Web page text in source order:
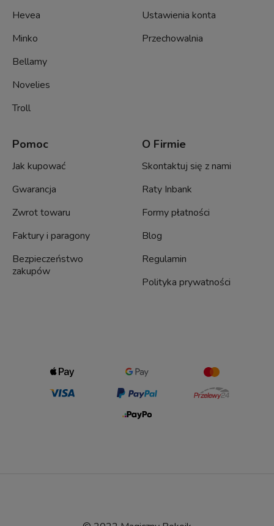
Hevea
Minko
Bellamy
Novelies
Troll
Ustawienia konta
Przechowalnia
Pomoc
Jak kupować
Gwarancja
Zwrot towaru
Faktury i paragony
Bezpieczeństwo
zakupów
O Firmie
Skontaktuj się z nami
Raty Inbank
Formy płatności
Blog
Regulamin
Polityka prywatności